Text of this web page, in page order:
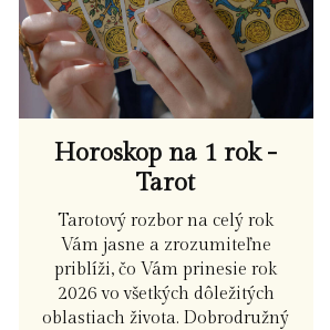
Horoskop na 1 rok -
Tarot
Tarotový rozbor na celý rok
Vám jasne a zrozumiteľne
priblíži, čo Vám prinesie rok
2026 vo všetkých dôležitých
oblastiach života. Dobrodružný